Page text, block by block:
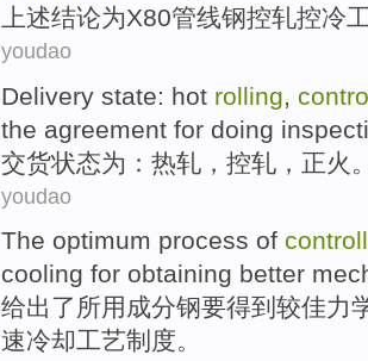
上述结论为X80管线钢控轧控冷
youdao
Delivery state: hot rolling
the agreement for doing
交货状态为 ： 热轧 ， 控轧 ， 正火
youdao
The optimum process of
cooling for obtaining better
给出了所用成分钢要得到 较佳力
速冷却工艺制度。